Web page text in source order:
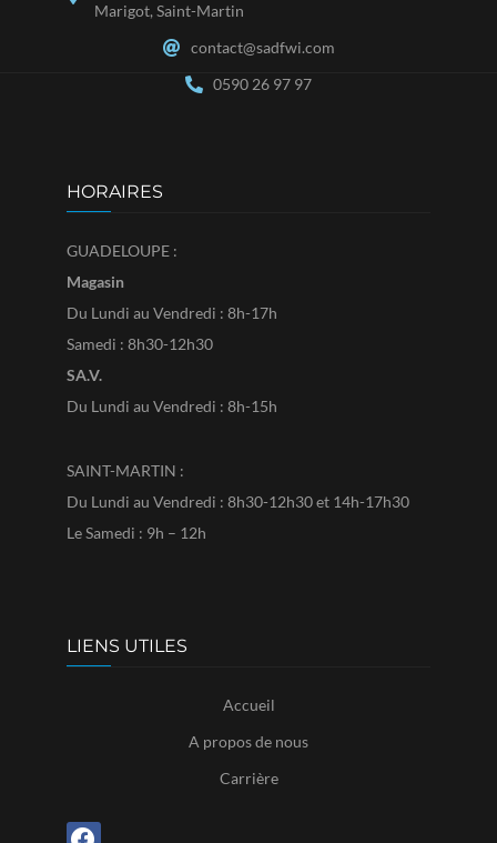
Marigot, Saint-Martin
contact@sadfwi.com
0590 26 97 97
HORAIRES
GUADELOUPE :
Magasin
Du Lundi au Vendredi : 8h-17h
Samedi : 8h30-12h30
SA.V.
Du Lundi au Vendredi : 8h-15h
SAINT-MARTIN :
Du Lundi au Vendredi : 8h30-12h30 et 14h-17h30
Le Samedi : 9h – 12h
LIENS UTILES
Accueil
A propos de nous
Carrière